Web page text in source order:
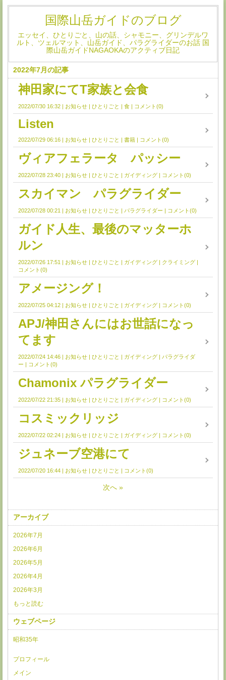
国際山岳ガイドのブログ
エッセイ、ひとりごと、山の話、シャモニー、グリンデルワ
ルト、ツェルマット、山岳ガイド、パラグライダーのお話 国
際山岳ガイドNAGAOKAのアクティブ日記
2022年7月の記事
神田家にてT家族と会食
2022/07/30 16:32 お知らせ ひとりごと 食 コメント(0)
Listen
2022/07/29 06:16 お知らせ ひとりごと 書籍 コメント(0)
ヴィアフェラータ パッシー
2022/07/28 23:40 お知らせ ひとりごと ガイディング コメント(0)
スカイマン パラグライダー
2022/07/28 00:21 お知らせ ひとりごと パラグライダー コメント(0)
ガイド人生、最後のマッターホ
ルン
2022/07/26 17:51 お知らせ ひとりごと ガイディング
クライミング
コメント(0)
アメージング！
2022/07/25 04:12 お知らせ ひとりごと ガイディング コメント(0)
APJ/神田さんにはお世話になっ
てます
2022/07/24 14:46 お知らせ ひとりごと ガイディング
パラグライダ
ー
コメント(0)
Chamonix パラグライダー
2022/07/22 21:35 お知らせ ひとりごと ガイディング コメント(0)
コスミックリッジ
2022/07/22 02:24 お知らせ ひとりごと ガイディング コメント(0)
ジュネーブ空港にて
2022/07/20 16:44 お知らせ ひとりごと コメント(0)
次へ »
アーカイブ
2026年7月
2026年6月
2026年5月
2026年4月
2026年3月
もっと読む
ウェブページ
昭和35年
プロフィール
メイン